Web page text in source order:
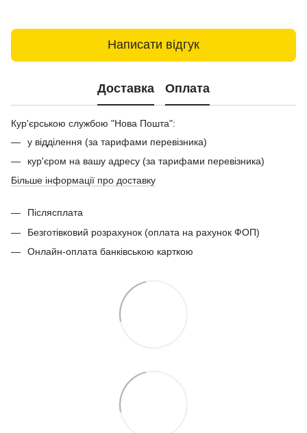
Написати відгук
Доставка Оплата
Кур'єрською службою "Нова Пошта":
у відділення (за тарифами перевізника)
кур'єром на вашу адресу (за тарифами перевізника)
Більше інформації про доставку
Післясплата
Безготівковий розрахунок (оплата на рахунок ФОП)
Онлайн-оплата банківською карткою